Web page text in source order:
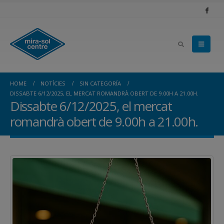
HOME NOTÍCIES
SIN CATEGORÍA
DISSABTE 6/12/2025, EL MERCAT ROMANDRÀ OBERT DE 9.00H A 21.00H.
Dissabte 6/12/2025, el mercat
romandrà obert de 9.00h a 21.00h.